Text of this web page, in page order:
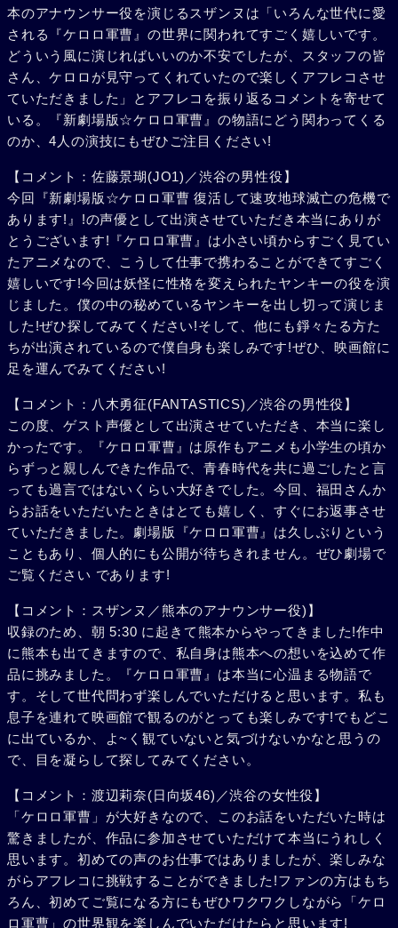
本のアナウンサー役を演じるスザンヌは「いろんな世代に愛
される『ケロロ軍曹』の世界に関われてすごく嬉しいです。
どういう風に演じればいいのか不安でしたが、スタッフの皆
さん、ケロロが見守ってくれていたので楽しくアフレコさせ
ていただきました」とアフレコを振り返るコメントを寄せて
いる。『新劇場版☆ケロロ軍曹』の物語にどう関わってくる
のか、4人の演技にもぜひご注目ください!
【コメント：佐藤景瑚(JO1)／渋谷の男性役】
今回『新劇場版☆ケロロ軍曹 復活して速攻地球滅亡の危機で
あります!』!の声優として出演させていただき本当にありが
とうございます!『ケロロ軍曹』は小さい頃からすごく見てい
たアニメなので、こうして仕事で携わることができてすごく
嬉しいです!今回は妖怪に性格を変えられたヤンキーの役を演
じました。僕の中の秘めているヤンキーを出し切って演じま
した!ぜひ探してみてください!そして、他にも錚々たる方た
ちが出演されているので僕自身も楽しみです!ぜひ、映画館に
足を運んでみてください!
【コメント：八木勇征(FANTASTICS)／渋谷の男性役】
この度、ゲスト声優として出演させていただき、本当に楽し
かったです。『ケロロ軍曹』は原作もアニメも小学生の頃か
らずっと親しんできた作品で、青春時代を共に過ごしたと言
っても過言ではないくらい大好きでした。今回、福田さんか
らお話をいただいたときはとても嬉しく、すぐにお返事させ
ていただきました。劇場版『ケロロ軍曹』は久しぶりという
こともあり、個人的にも公開が待ちきれません。ぜひ劇場で
ご覧ください であります!
【コメント：スザンヌ／熊本のアナウンサー役)】
収録のため、朝 5:30 に起きて熊本からやってきました!作中
に熊本も出てきますので、私自身は熊本への想いを込めて作
品に挑みました。『ケロロ軍曹』は本当に心温まる物語で
す。そして世代問わず楽しんでいただけると思います。私も
息子を連れて映画館で観るのがとっても楽しみです!でもどこ
に出ているか、よ~く観ていないと気づけないかなと思うの
で、目を凝らして探してみてください。
【コメント：渡辺莉奈(日向坂46)／渋谷の女性役】
「ケロロ軍曹」が大好きなので、このお話をいただいた時は
驚きましたが、作品に参加させていただけて本当にうれしく
思います。初めての声のお仕事ではありましたが、楽しみな
がらアフレコに挑戦することができました!ファンの方はもち
ろん、初めてご覧になる方にもぜひワクワクしながら「ケロ
ロ軍曹」の世界観を楽しんでいただけたらと思います!